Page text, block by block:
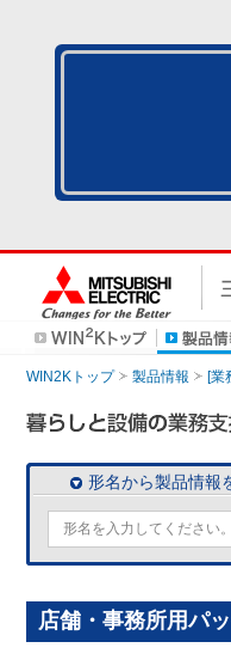
WIN2Kトップ 製品情報 [業
形名から製品情報
店舗・事務所用パ